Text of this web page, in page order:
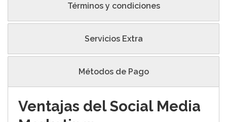
Términos y condiciones
Servicios Extra
Métodos de Pago
Ventajas del Social Media